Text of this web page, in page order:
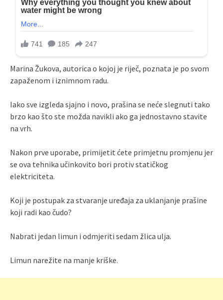
Marina Žukova, autorica o kojoj je riječ, poznata je po svom
zapaženom i iznimnom radu.
Iako sve izgleda sjajno i novo, prašina se neće slegnuti tako
brzo kao što ste možda navikli ako ga jednostavno stavite
na vrh.
Nakon prve uporabe, primijetit ćete primjetnu promjenu jer
se ova tehnika učinkovito bori protiv statičkog
elektriciteta.
Koji je postupak za stvaranje uređaja za uklanjanje prašine
koji radi kao čudo?
Nabrati jedan limun i odmjeriti sedam žlica ulja.
Limun narežite na manje kriške.